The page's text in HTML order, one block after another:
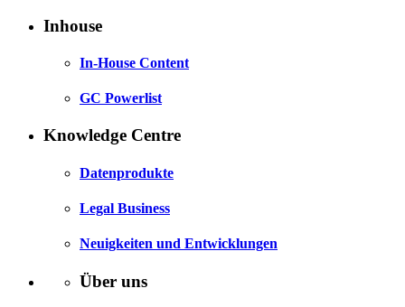
Inhouse
In-House Content
GC Powerlist
Knowledge Centre
Datenprodukte
Legal Business
Neuigkeiten und Entwicklungen
Über uns